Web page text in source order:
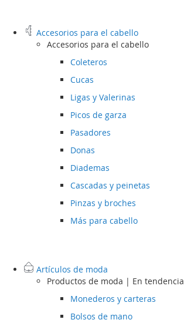
Accesorios para el cabello
Accesorios para el cabello
Coleteros
Cucas
Ligas y Valerinas
Picos de garza
Pasadores
Donas
Diademas
Cascadas y peinetas
Pinzas y broches
Más para cabello
Artículos de moda
Productos de moda | En tendencia
Monederos y carteras
Bolsos de mano